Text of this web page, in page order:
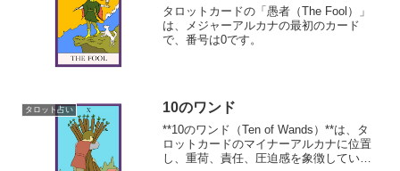
タロットカードの「愚者（The Fool）」
は、メジャーアルカナの最初のカード
で、番号は0です。
タロット占い 10のワンド
**10のワンド（Ten of Wands）**は、タ
ロットカードのマイナーアルカナに位置
し、重荷、責任、圧迫感を象徴していま